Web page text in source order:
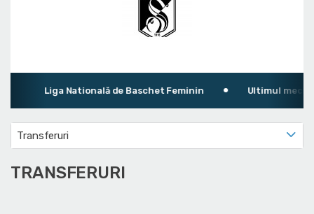
Liga Natională de Baschet Feminin Ultimul meci:
Transferuri
TRANSFERURI